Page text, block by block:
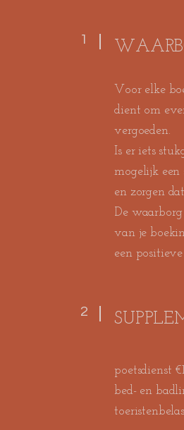
1
Voor elke
dient om
vergoeden.
Is er iets
mogelijk een
en zorgen
De
van je
een
2
poetsdienst
bed- en